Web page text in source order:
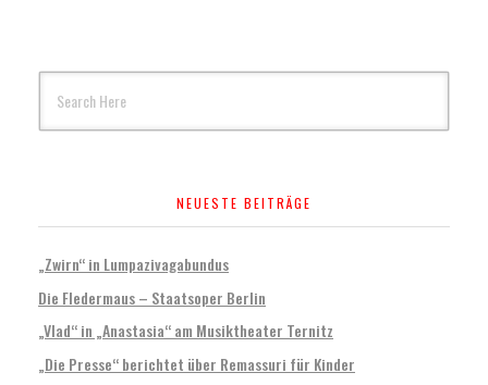
NEUESTE BEITRÄGE
„Zwirn“ in Lumpazivagabundus
Die Fledermaus – Staatsoper Berlin
„Vlad“ in „Anastasia“ am Musiktheater Ternitz
„Die Presse“ berichtet über Remassuri für Kinder